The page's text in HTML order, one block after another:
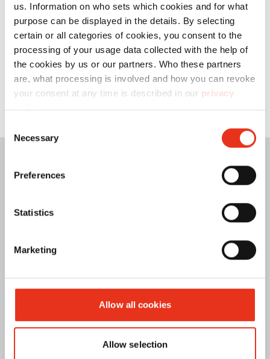
us. Information on who sets which cookies and for what
purpose can be displayed in the details. By selecting
certain or all categories of cookies, you consent to the
processing of your usage data collected with the help of
the cookies by us or our partners. Who these partners
are, what processing is involved and how you can revoke
your consent at any time is described in our privacy
policy.
Selection
Necessary
Preferences
Statistics
Marketing
Allow all cookies
Allow selection
Acepto lapolítica de privacidad.*
Friendly Captcha